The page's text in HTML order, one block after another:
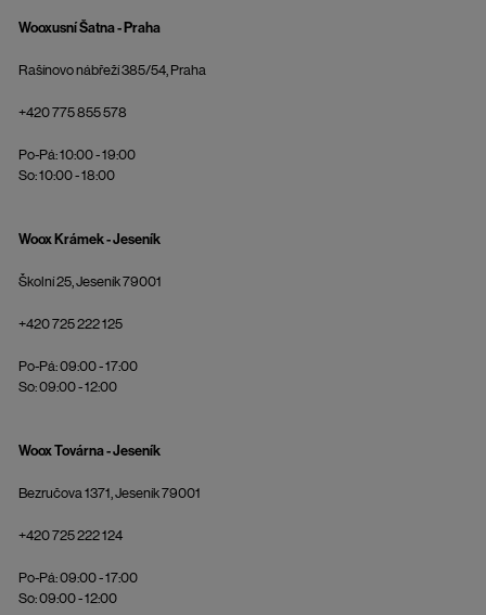
Wooxusní Šatna - Praha
Rašínovo nábřeží 385/54, Praha
+420 775 855 578
Po-Pá: 10:00 - 19:00
So: 10:00 - 18:00
Woox Krámek - Jeseník
Školní 25, Jeseník 79001
+420 725 222 125
Po-Pá: 09:00 - 17:00
So: 09:00 - 12:00
Woox Továrna - Jeseník
Bezručova 1371, Jeseník 79001
+420 725 222 124
Po-Pá: 09:00 - 17:00
So: 09:00 - 12:00